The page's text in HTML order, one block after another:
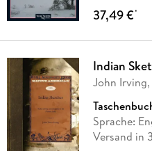
37,49 €*
Indian
John
Sprache:
Versand in